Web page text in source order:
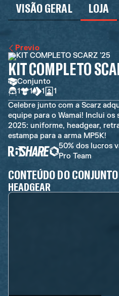
VISÃO GERAL LOJA
Previo
KIT COMPLETO
Conjunto
1
1 1
1
Celebre junto com a Scarz
equipe para o Wamai! Inclui os
2025: uniforme, headgear,
estampa para a arma MP5K!
50% dos lucros
Pro Team
CONTEÚDO DO CONJUNTO
HEADGEAR